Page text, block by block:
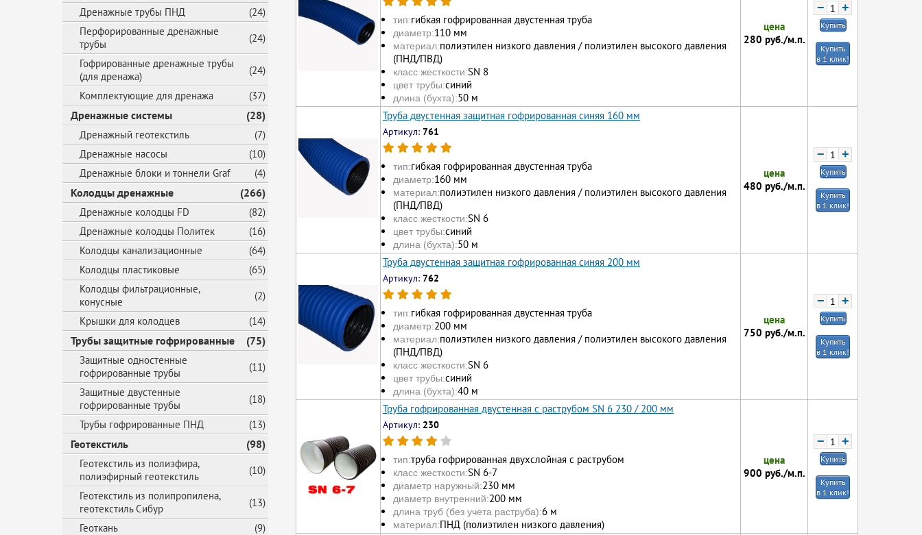
Дренажные трубы ПНД
(24)
Перфорированные дренажные
трубы
(24)
Гофрированные дренажные трубы
(для дренажа)
(24)
Комплектующие для дренажа
(37)
Дренажные системы (28)
Дренажный геотекстиль
(7)
Дренажные насосы
(10)
Дренажные блоки и тоннели Graf
(4)
Колодцы дренажные (266)
Дренажные колодцы FD
(82)
Дренажные колодцы Политек
(16)
Колодцы канализационные
(64)
Колодцы пластиковые
(65)
Колодцы фильтрационные,
конусные
(2)
Крышки для колодцев
(14)
Трубы защитные гофрированные (75)
Защитные одностенные
гофрированные трубы
(11)
Защитные двустенные
гофрированные трубы
(18)
Трубы гофрированные ПНД
(13)
Геотекстиль (98)
Геотекстиль из полиэфира,
полиэфирный геотекстиль
(10)
Геотекстиль из полипропилена,
геотекстиль Сибур
(13)
Геоткань
(9)
тип:гибкая гофрированная двустенная труба
диаметр:110 мм
материал:полиэтилен низкого давления / полиэтилен высокого давления
(ПНД/ПВД)
класс жесткости:SN 8
цвет трубы:синий
длина (бухта):50 м
цена
280 руб./м.п.
− +
Купить
Купить
в 1 клик!
Труба двустенная защитная гофрированная синяя 160 мм
Артикул: 761
тип:гибкая гофрированная двустенная труба
диаметр:160 мм
материал:полиэтилен низкого давления / полиэтилен высокого давления
(ПНД/ПВД)
класс жесткости:SN 6
цвет трубы:синий
длина (бухта):50 м
цена
480 руб./м.п.
− +
Купить
Купить
в 1 клик!
Труба двустенная защитная гофрированная синяя 200 мм
Артикул: 762
тип:гибкая гофрированная двустенная труба
диаметр:200 мм
материал:полиэтилен низкого давления / полиэтилен высокого давления
(ПНД/ПВД)
класс жесткости:SN 6
цвет трубы:синий
длина (бухта):40 м
цена
750 руб./м.п.
− +
Купить
Купить
в 1 клик!
Труба гофрированная двустенная с раструбом SN 6 230 / 200 мм
Артикул: 230
тип:труба гофрированная двухслойная с раструбом
класс жесткости:SN 6-7
диаметр наружный:230 мм
диаметр внутренний:200 мм
длина труб (без учета раструба):6 м
материал:ПНД (полиэтилен низкого давления)
цена
900 руб./м.п.
− +
Купить
Купить
в 1 клик!